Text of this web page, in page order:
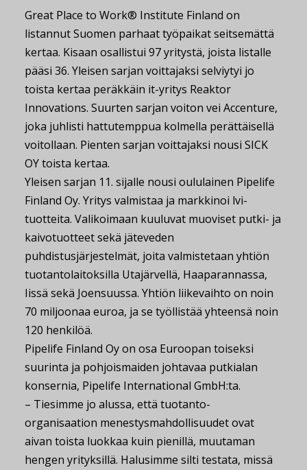
Great Place to Work® Institute Finland on
listannut Suomen parhaat työpaikat seitsemättä
kertaa. Kisaan osallistui 97 yritystä, joista listalle
pääsi 36. Yleisen sarjan voittajaksi selviytyi jo
toista kertaa peräkkäin it-yritys Reaktor
Innovations. Suurten sarjan voiton vei Accenture,
joka juhlisti hattutemppua kolmella perättäisellä
voitollaan. Pienten sarjan voittajaksi nousi SICK
OY toista kertaa.
Yleisen sarjan 11. sijalle nousi oululainen Pipelife
Finland Oy. Yritys valmistaa ja markkinoi lvi-
tuotteita. Valikoimaan kuuluvat muoviset putki- ja
kaivotuotteet sekä jäteveden
puhdistusjärjestelmät, joita valmistetaan yhtiön
tuotantolaitoksilla Utajärvellä, Haaparannassa,
Iissä sekä Joensuussa. Yhtiön liikevaihto on noin
70 miljoonaa euroa, ja se työllistää yhteensä noin
120 henkilöä.
Pipelife Finland Oy on osa Euroopan toiseksi
suurinta ja pohjoismaiden johtavaa putkialan
konsernia, Pipelife International GmbH:ta.
– Tiesimme jo alussa, että tuotanto-
organisaation menestysmahdollisuudet ovat
aivan toista luokkaa kuin pienillä, muutaman
hengen yrityksillä. Halusimme silti testata, missä